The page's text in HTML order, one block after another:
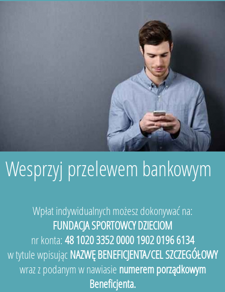
Wesprzyj przelewem bankowym
Wpłat indywidualnych możesz dokonywać na:
FUNDACJA SPORTOWCY DZIECIOM
nr konta: 48 1020 3352 0000 1902 0196 6134
w tytule wpisującNAZWĘ BENEFICJENTA/CEL SZCZEGÓŁOWY
wraz z podanym w nawiasie numerem porządkowym
Beneficjenta.